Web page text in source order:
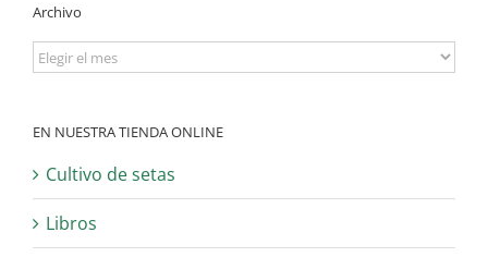
Archivo
Archivo
EN NUESTRA TIENDA ONLINE
Cultivo de setas
Libros